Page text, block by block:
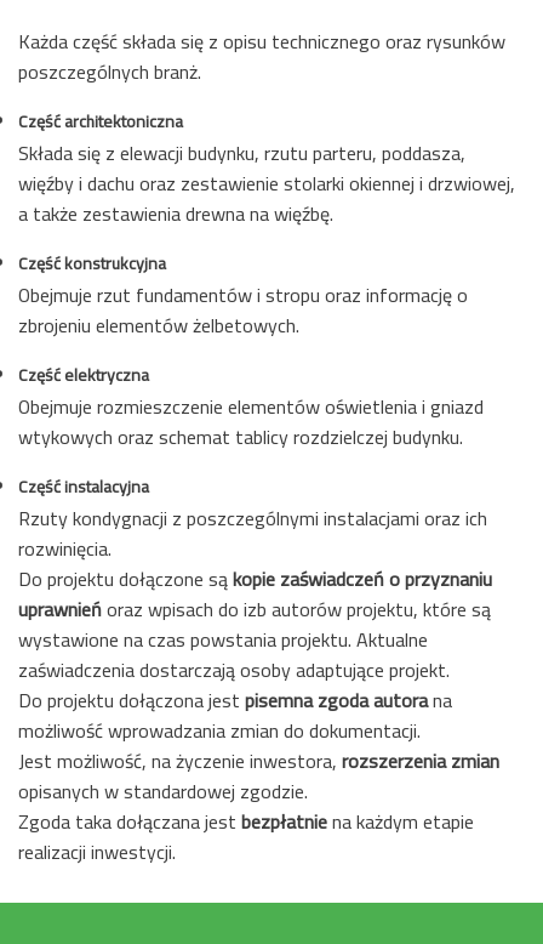
Każda część składa się z opisu technicznego oraz rysunków
poszczególnych branż.
Część architektoniczna
Składa się z elewacji budynku, rzutu parteru, poddasza,
więźby i dachu oraz zestawienie stolarki okiennej i drzwiowej,
a także zestawienia drewna na więźbę.
Część konstrukcyjna
Obejmuje rzut fundamentów i stropu oraz informację o
zbrojeniu elementów żelbetowych.
Część elektryczna
Obejmuje rozmieszczenie elementów oświetlenia i gniazd
wtykowych oraz schemat tablicy rozdzielczej budynku.
Część instalacyjna
Rzuty kondygnacji z poszczególnymi instalacjami oraz ich
rozwinięcia.
Do projektu dołączone sąkopie zaświadczeń o przyznaniu
uprawnieńoraz wpisach do izb autorów projektu, które są
wystawione na czas powstania projektu. Aktualne
zaświadczenia dostarczają osoby adaptujące projekt.
Do projektu dołączona jestpisemna zgoda autorana
możliwość wprowadzania zmian do dokumentacji.
Jest możliwość, na życzenie inwestora,rozszerzenia zmian
opisanych w standardowej zgodzie.
Zgoda taka dołączana jestbezpłatniena każdym etapie
realizacji inwestycji.